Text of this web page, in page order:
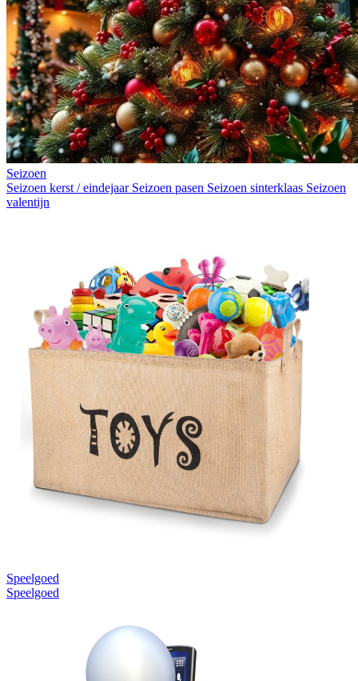
Seizoen
Seizoen kerst / eindejaar Seizoen pasen Seizoen sinterklaas Seizoen
valentijn
Speelgoed
Speelgoed